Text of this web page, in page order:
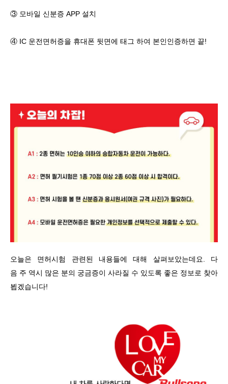
③ 모바일 신분증 APP 설치
④ IC 운전면허증을 휴대폰 뒷면에 태그 하여 본인인증하면 끝!
오늘은 면허시험 관련된 내용들에 대해 살펴보았는데요. 다
음 주 역시 많은 분의 궁금증이 사라질 수 있도록 좋은 정보로 찾아
뵙겠습니다!